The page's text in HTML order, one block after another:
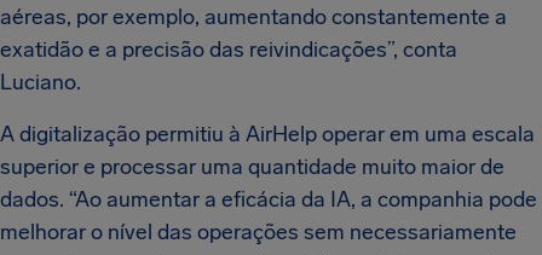
aéreas, por exemplo, aumentando constantemente a
exatidão e a precisão das reivindicações”, conta
Luciano.
A digitalização permitiu à AirHelp operar em uma escala
superior e processar uma quantidade muito maior de
dados. “Ao aumentar a eficácia da IA, a companhia pode
melhorar o nível das operações sem necessariamente